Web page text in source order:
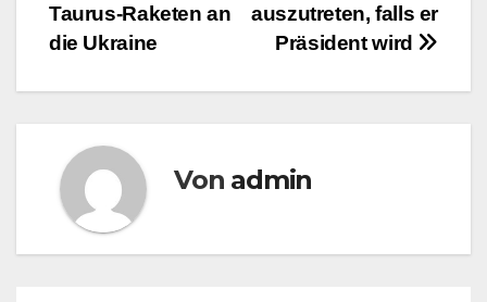
auszutreten, falls er
Präsident wird
Taurus-Raketen an
die Ukraine
Von admin